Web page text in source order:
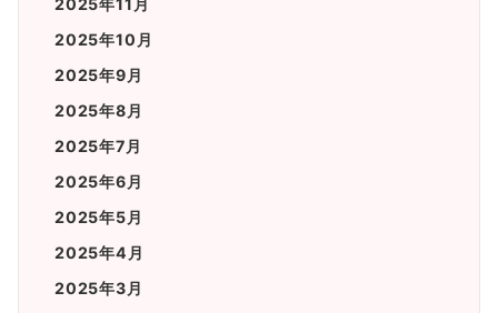
2025年11月
2025年10月
2025年9月
2025年8月
2025年7月
2025年6月
2025年5月
2025年4月
2025年3月